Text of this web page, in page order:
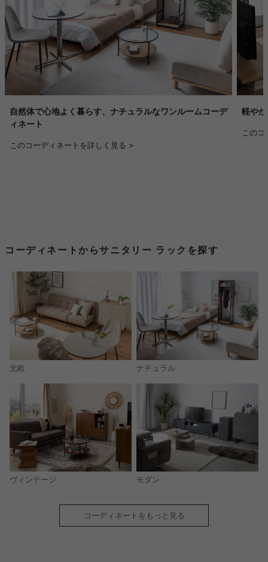
自然体で心地よく暮らす、ナチュラルなワンルームコーデ
ィネート
このコーディネートを詳しく見る >
軽や
この
コーディネートからサニタリー ラックを探す
北欧 ナチュラル
ヴィンテージ モダン
コーディネートをもっと見る